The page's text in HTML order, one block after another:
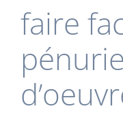
faire